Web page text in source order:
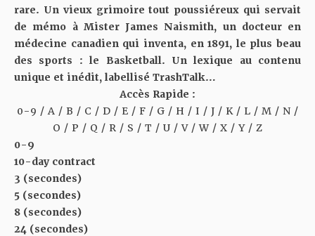
rare. Un vieux grimoire tout poussiéreux qui servait
de mémo à Mister James Naismith, un docteur en
médecine canadien qui inventa, en 1891, le plus beau
des sports : le Basketball. Un lexique au contenu
unique et inédit, labellisé TrashTalk…
Accès Rapide :
0-9 / A / B / C / D / E / F / G / H / I / J / K / L / M / N /
O / P / Q / R / S / T / U /V/W/ X / Y/ Z
0-9
10-day contract
3 (secondes)
5 (secondes)
8 (secondes)
24 (secondes)